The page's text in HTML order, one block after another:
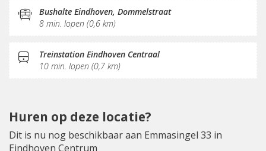
Vergaderplekken
Belruimte
Opslagruimte
Internetmogelijkheden
KVK-inschrijving
Sociaal hart
Koffie/thee
Gemeubileerd
Terras
Bushalte Eindhoven, Dommelstraat
8 min. lopen (0,6 km)
Treinstation Eindhoven Centraal
10 min. lopen (0,7 km)
Huren op deze locatie?
Dit is nu nog beschikbaar aan Emmasingel 33 in
Eindhoven Centrum